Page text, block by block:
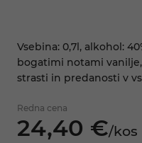
Vsebina: 0,7l, alkohol:
bogatimi notami
strasti in predanosti v
Redna cena
24,40 €/kos